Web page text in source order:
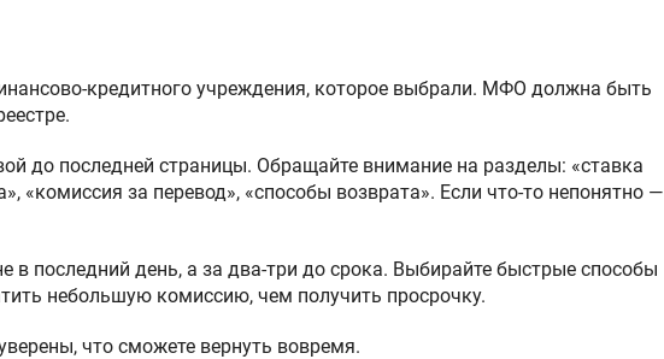
кредитного учреждения, которое выбрали. МФО должна быть
до последней страницы. Обращайте внимание на разделы: «ставка
«комиссия за перевод», «способы возврата». Если что-то непонятно —
в последний день, а за два-три до срока. Выбирайте быстрые способы
небольшую комиссию, чем получить просрочку.
что сможете вернуть вовремя.